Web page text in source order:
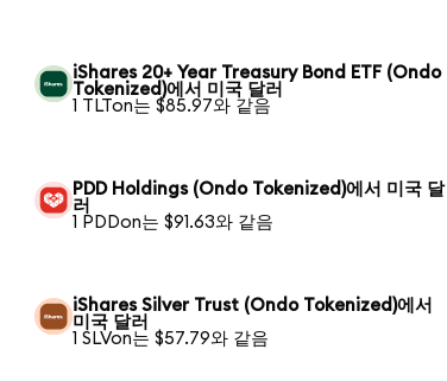
iShares 20+ Year Treasury Bond ETF (Ondo
Tokenized)에서 미국 달러
1 TLTon는 $85.97와 같음
PDD Holdings (Ondo Tokenized)에서 미국 달
러
1 PDDon는 $91.63와 같음
iShares Silver Trust (Ondo Tokenized)에서
미국 달러
1 SLVon는 $57.79와 같음